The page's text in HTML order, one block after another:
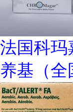
法国科玛
养基（全